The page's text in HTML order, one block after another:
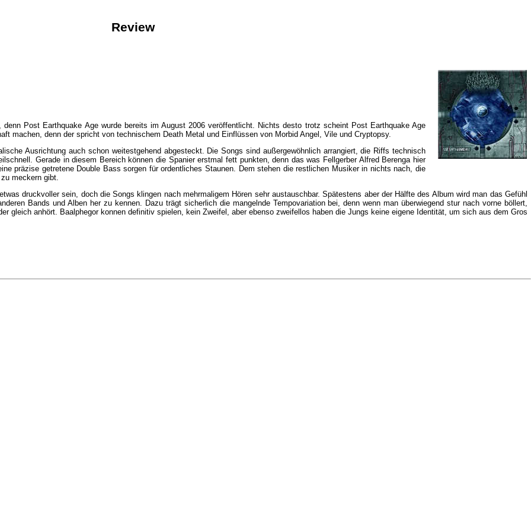
Review
Post Earthquake Age wurde bereits im August 2006 veröffentlicht. Nichts desto trotz scheint Post Earthquake Age
machen, denn der spricht von technischem Death Metal und Einflüssen von Morbid Angel, Vile und Cryptopsy.
Ausrichtung auch schon weitestgehend abgesteckt. Die Songs sind außergewöhnlich arrangiert, die Riffs technisch
Gerade in diesem Bereich können die Spanier erstmal fett punkten, denn das was Fellgerber Alfred Berenga hier
präzise getretene Double Bass sorgen für ordentliches Staunen. Dem stehen die restlichen Musiker in nichts nach, die
meckern gibt.
druckvoller sein, doch die Songs klingen nach mehrmaligem Hören sehr austauschbar. Spätestens aber der Hälfte des Album wird man das Gefühl
Bands und Alben her zu kennen. Dazu trägt sicherlich die mangelnde Tempovariation bei, denn wenn man überwiegend stur nach vorne böllert,
gleich anhört. Baalphegor konnen definitiv spielen, kein Zweifel, aber ebenso zweifellos haben die Jungs keine eigene Identität, um sich aus dem Gros